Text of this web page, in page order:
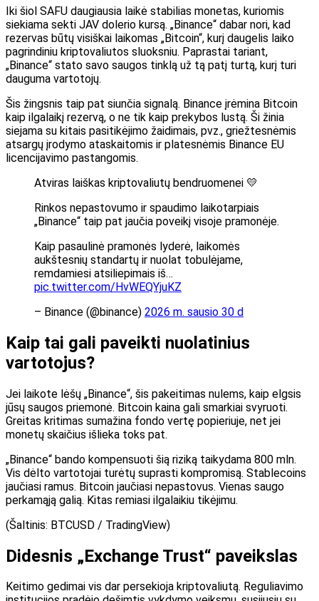
Iki šiol SAFU daugiausia laikė stabilias monetas, kuriomis
siekiama sekti JAV dolerio kursą. „Binance“ dabar nori, kad
rezervas būtų visiškai laikomas „Bitcoin“, kurį daugelis laiko
pagrindiniu kriptovaliutos sluoksniu. Paprastai tariant,
„Binance“ stato savo saugos tinklą už tą patį turtą, kurį turi
dauguma vartotojų.
Šis žingsnis taip pat siunčia signalą. Binance įrėmina Bitcoin
kaip ilgalaikį rezervą, o ne tik kaip prekybos lustą. Ši žinia
siejama su kitais pasitikėjimo žaidimais, pvz., griežtesnėmis
atsargų įrodymo ataskaitomis ir platesnėmis Binance EU
licencijavimo pastangomis.
Atviras laiškas kriptovaliutų bendruomenei 💛
Rinkos nepastovumo ir spaudimo laikotarpiais
„Binance“ taip pat jaučia poveikį visoje pramonėje.
Kaip pasaulinė pramonės lyderė, laikomės
aukštesnių standartų ir nuolat tobulėjame,
remdamiesi atsiliepimais iš…
pic.twitter.com/HvWEQYjuKZ
– Binance (@binance) 2026 m. sausio 30 d
Kaip tai gali paveikti nuolatinius
vartotojus?
Jei laikote lėšų „Binance“, šis pakeitimas nulems, kaip elgsis
jūsų saugos priemonė. Bitcoin kaina gali smarkiai svyruoti.
Greitas kritimas sumažina fondo vertę popieriuje, net jei
monetų skaičius išlieka toks pat.
„Binance“ bando kompensuoti šią riziką taikydama 800 mln.
Vis dėlto vartotojai turėtų suprasti kompromisą. Stablecoins
jaučiasi ramus. Bitcoin jaučiasi nepastovus. Vienas saugo
perkamąją galią. Kitas remiasi ilgalaikiu tikėjimu.
(Šaltinis: BTCUSD / TradingView)
Didesnis „Exchange Trust“ paveikslas
Keitimo gedimai vis dar persekioja kriptovaliutą. Reguliavimo